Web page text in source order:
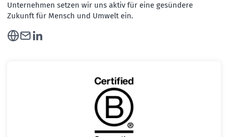
Unternehmen setzen wir uns aktiv für eine gesündere
Zukunft für Mensch und Umwelt ein.
Webseite
E-MailLinkedIn